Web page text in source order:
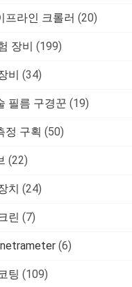
프라인 크롤러 (20)
장비 (199)
비 (34)
필름 구경꾼 (19)
정 구획 (50)
(22)
치 (24)
린 (7)
(6)
팅 (109)